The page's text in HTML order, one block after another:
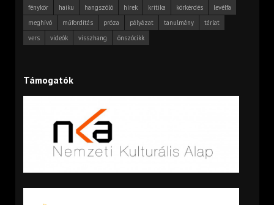
fénykör
haiku hangszóló hírek kritika körkérdés
levélfa
meghívó
műfordítás próza pályázat tanulmány
tárlat
vers
videók visszhang önszócikk
Támogatók